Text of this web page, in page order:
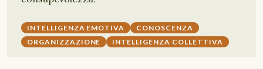
INTELLIGENZA EMOTIVA
CONOSCENZA
ORGANIZZAZIONE
INTELLIGENZA COLLETTIVA